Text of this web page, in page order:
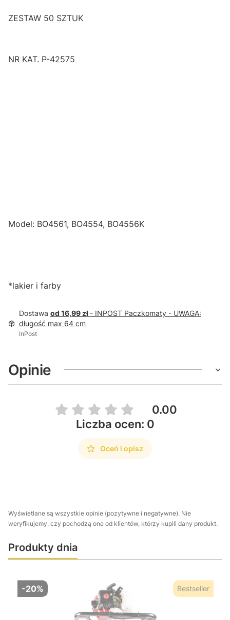
ZESTAW 50 SZTUK
NR KAT. P-42575
Model: BO4561, BO4554, BO4556K
*lakier i farby
Dostawa od 16,99 zł - INPOST Paczkomaty - UWAGA:
długość max 64 cm
InPost
Opinie
0.00
Liczba ocen: 0
Oceń i opisz
Wyświetlane są wszystkie opinie (pozytywne i negatywne). Nie
weryfikujemy, czy pochodzą one od klientów, którzy kupili dany produkt.
Produkty dnia
-20% Bestseller